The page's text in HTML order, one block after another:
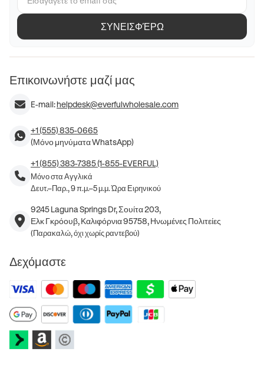
ΣΥΝΕΙΣΦΈΡΩ
Επικοινωνήστε μαζί μας
E-mail:helpdesk@everfulwholesale.com
+1 (555) 835-0665
(Μόνο μηνύματα WhatsApp)
+1 (855) 383-7385 (1-855-EVERFUL)
Μόνο στα Αγγλικά
Δευτ.–Παρ., 9 π.μ.–5 μ.μ. Ώρα Ειρηνικού
9245 Laguna Springs Dr, Σουίτα 203,
Ελκ Γκρόουβ, Καλιφόρνια 95758, Ηνωμένες Πολιτείες
(Παρακαλώ, όχι χωρίς ραντεβού)
Δεχόμαστε